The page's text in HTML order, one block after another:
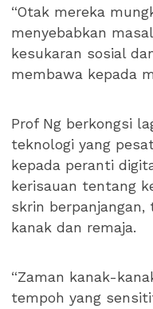
“Otak mereka
menyebabkan
kesukaran sosial
membawa kepada
Prof Ng berkongsi
teknologi yang
kepada peranti
kerisauan tentang
skrin
kanak dan remaja.
“Zaman kanak-
tempoh yang